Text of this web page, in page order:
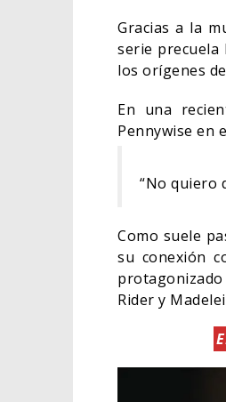
Gracias a la
serie
los orígenes
En una
Pennywise en
“No quiero
Como suele
su conexión
protagonizado
Rider y